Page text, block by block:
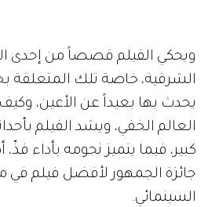
ويحكي الفيلم قصصاً من إحدى
الشرقية، خاصة تلك المتعلقة
يحدث بها بعيداً عن الأعين، وكيف
العالم الخفي، ويشد الفيلم
كبير، فيما يتميز نجومه بأداء
جائزة الجمهور لأفضل فيلم في
السينمائي.